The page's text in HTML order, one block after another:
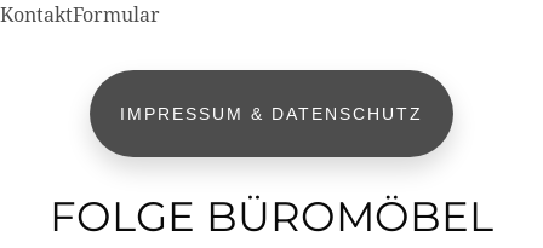
KontaktFormular
IMPRESSUM & DATENSCHUTZ
FOLGE BÜROMÖBEL